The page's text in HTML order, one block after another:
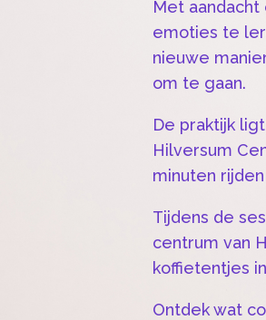
Met aandacht
emoties te
nieuwe
om te gaan.
De praktijk ligt
Hilversum
minuten
Tijdens de
centrum van
koffietentjes
Ontdek wat